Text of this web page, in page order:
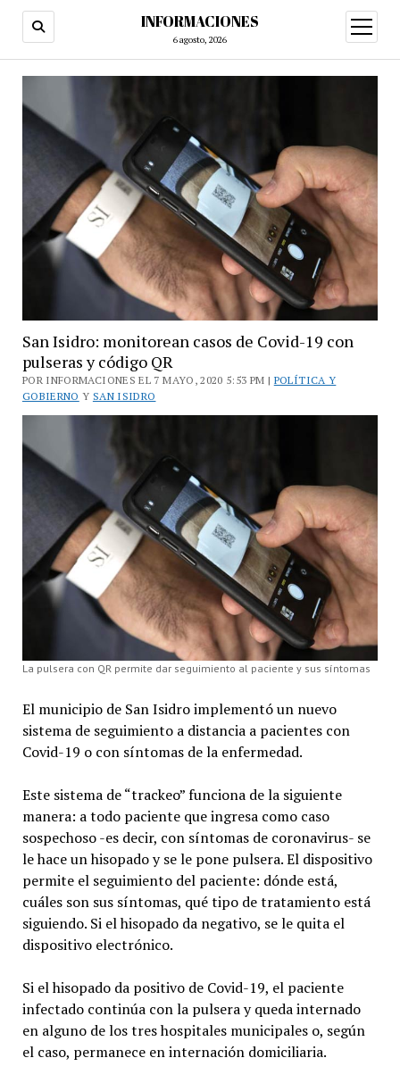
INFORMACIONES
6 agosto, 2026
abrir
menú
San Isidro: monitorean casos de Covid-19 con
pulseras y código QR
POR INFORMACIONES EL 7 MAYO, 2020 5:53 PM | POLÍTICA Y
GOBIERNO Y SAN ISIDRO
La pulsera con QR permite dar seguimiento al paciente y sus síntomas
El municipio de San Isidro implementó un nuevo
sistema de seguimiento a distancia a pacientes con
Covid-19 o con síntomas de la enfermedad.
Este sistema de “trackeo” funciona de la siguiente
manera: a todo paciente que ingresa como caso
sospechoso -es decir, con síntomas de coronavirus- se
le hace un hisopado y se le pone pulsera. El dispositivo
permite el seguimiento del paciente: dónde está,
cuáles son sus síntomas, qué tipo de tratamiento está
siguiendo. Si el hisopado da negativo, se le quita el
dispositivo electrónico.
Si el hisopado da positivo de Covid-19, el paciente
infectado continúa con la pulsera y queda internado
en alguno de los tres hospitales municipales o, según
el caso, permanece en internación domiciliaria.